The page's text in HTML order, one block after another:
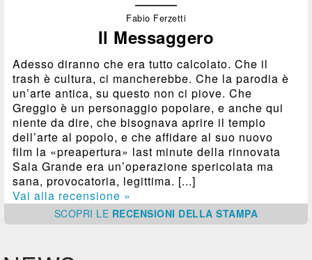
Fabio Ferzetti
Il Messaggero
Adesso diranno che era tutto calcolato. Che il
trash è cultura, ci mancherebbe. Che la parodia è
un’arte antica, su questo non ci piove. Che
Greggio è un personaggio popolare, e anche qui
niente da dire, che bisognava aprire il tempio
dell’arte al popolo, e che affidare al suo nuovo
film la «preapertura» last minute della rinnovata
Sala Grande era un’operazione spericolata ma
sana, provocatoria, legittima. [...]
Vai alla recensione »
SCOPRI LE RECENSIONI DELLA STAMPA